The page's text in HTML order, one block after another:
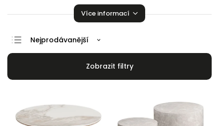
stolky, které zaručeně pozvednou úroveň vašeho domova.
Více informací
Doporučujeme
Nejprodávanější